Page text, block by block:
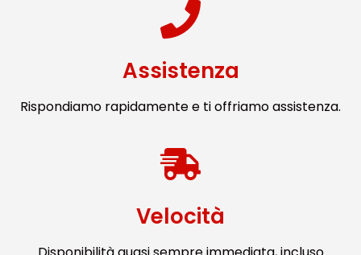
Assistenza
Rispondiamo rapidamente e ti offriamo assistenza.
Velocità